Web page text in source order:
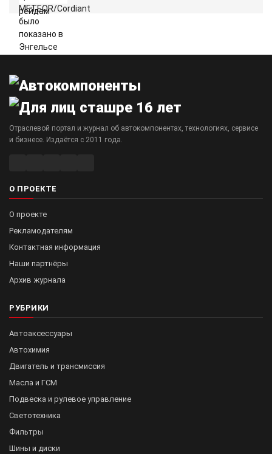
Отраслевой портал и журнал об автокомпонентах, технологиях, сервисе
и бизнесе. Издаётся с 2011 года.
О ПРОЕКТЕ
О проекте
Рекламодателям
Контактная информация
Наши партнёры
Архив журнала
РУБРИКИ
Автоаксессуары
Автохимия
Двигатель и трансмиссия
Масла и ГСМ
Подвеска и рулевое управление
Светотехника
Фильтры
Шины и диски